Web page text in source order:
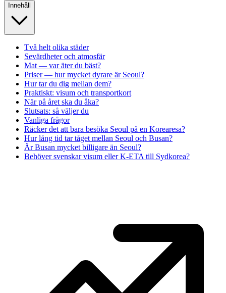
Innehåll
Två helt olika städer
Sevärdheter och atmosfär
Mat — var äter du bäst?
Priser — hur mycket dyrare är Seoul?
Hur tar du dig mellan dem?
Praktiskt: visum och transportkort
När på året ska du åka?
Slutsats: så väljer du
Vanliga frågor
Räcker det att bara besöka Seoul på en Korearesa?
Hur lång tid tar tåget mellan Seoul och Busan?
Är Busan mycket billigare än Seoul?
Behöver svenskar visum eller K-ETA till Sydkorea?